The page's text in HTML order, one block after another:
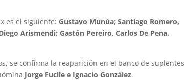
es el siguiente: Gustavo Munúa; Santiago Romero,
Arismendi; Gastón Pereiro, Carlos De Pena,
se confirma la reaparición en el banco de suplentes
Jorge Fucile e Ignacio González.